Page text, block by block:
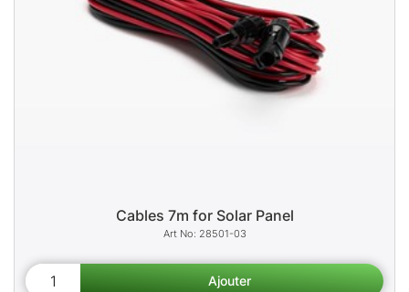
Cables 7m for Solar Panel
28501-03